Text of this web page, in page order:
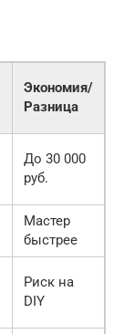
Экономия/
Разница
До 30 000
руб.
Мастер
быстрее
Риск на
DIY